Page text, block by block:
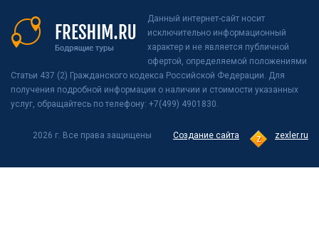
Данный интернет-сайт носит
исключительно информационный
характер и не является публичной
офертой, определяемой положениями
Статьи 437 (2) Гражданского кодекса Российской Федерации. Для
получения подробной информации о наличии и стоимости указанных
услуг, обращайтесь по телефону: +7(499) 4901830.
Создание сайта zexler.ru
2026 г. Все права защищены